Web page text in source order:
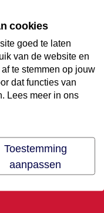
cookies
goed te laten
van de website en
te stemmen op jouw
dat functies van
Lees meer in ons
Toestemming
aanpassen